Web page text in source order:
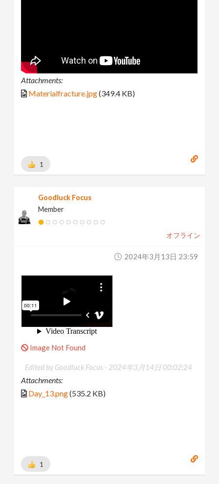
Attachments:
Materialfracture.jpg(349.4 KB)
1
Goodluck Focus
Member
オフライン
2024年3月13日 23:59
Image Not Found
Edited by Goodluck Focus - 2024年3月14日 00:02:24
Attachments:
Day_13.png(535.2 KB)
1